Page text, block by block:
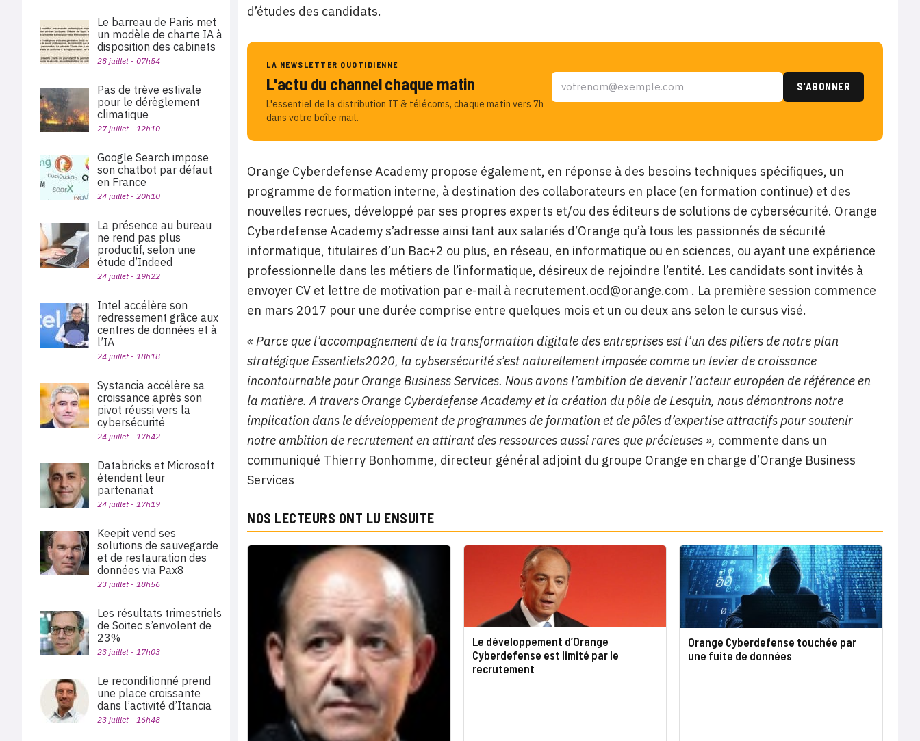
d’études des candidats.
LA NEWSLETTER QUOTIDIENNE
L'actu du channel chaque matin
L'essentiel de la distribution IT & télécoms, chaque matin vers 7h
dans votre boîte mail.
Orange Cyberdefense Academy propose également, en réponse à des besoins techniques spécifiques, un
programme de formation interne, à destination des collaborateurs en place (en formation continue) et des
nouvelles recrues, développé par ses propres experts et/ou des éditeurs de solutions de cybersécurité. Orange
Cyberdefense Academy s’adresse ainsi tant aux salariés d’Orange qu’à tous les passionnés de sécurité
informatique, titulaires d’un Bac+2 ou plus, en réseau, en informatique ou en sciences, ou ayant une expérience
professionnelle dans les métiers de l’informatique, désireux de rejoindre l’entité. Les candidats sont invités à
envoyer CV et lettre de motivation par e-mail à recrutement.ocd@orange.com . La première session commence
en mars 2017 pour une durée comprise entre quelques mois et un ou deux ans selon le cursus visé.
« Parce que l’accompagnement de la transformation digitale des entreprises est l’un des piliers de notre plan
stratégique Essentiels2020, la cybsersécurité s’est naturellement imposée comme un levier de croissance
incontournable pour Orange Business Services. Nous avons l’ambition de devenir l’acteur européen de référence en
la matière. A travers Orange Cyberdefense Academy et la création du pôle de Lesquin, nous démontrons notre
implication dans le développement de programmes de formation et de pôles d’expertise attractifs pour soutenir
notre ambition de recrutement en attirant des ressources aussi rares que précieuses », commente dans un
communiqué Thierry Bonhomme, directeur général adjoint du groupe Orange en charge d’Orange Business
Services
NOS LECTEURS ONT LU ENSUITE
Le développement d’Orange
Cyberdefense est limité par le
recrutement
Orange Cyberdefense touchée par
une fuite de données
Le barreau de Paris met
un modèle de charte IA à
disposition des cabinets
28 juillet - 07h54
Pas de trève estivale
pour le dérèglement
climatique
27 juillet - 12h10
Google Search impose
son chatbot par défaut
en France
24 juillet - 20h10
La présence au bureau
ne rend pas plus
productif, selon une
étude d’Indeed
24 juillet - 19h22
Intel accélère son
redressement grâce aux
centres de données et à
l’IA
24 juillet - 18h18
Systancia accélère sa
croissance après son
pivot réussi vers la
cybersécurité
24 juillet - 17h42
Databricks et Microsoft
étendent leur
partenariat
24 juillet - 17h19
Keepit vend ses
solutions de sauvegarde
et de restauration des
données via Pax8
23 juillet - 18h56
Les résultats trimestriels
de Soitec s’envolent de
23%
23 juillet - 17h03
Le reconditionné prend
une place croissante
dans l’activité d’Itancia
23 juillet - 16h48